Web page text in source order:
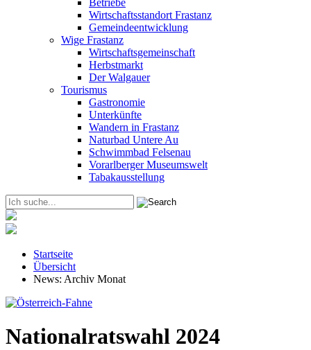
Betriebe
Wirtschaftsstandort Frastanz
Gemeindeentwicklung
Wige Frastanz
Wirtschaftsgemeinschaft
Herbstmarkt
Der Walgauer
Tourismus
Gastronomie
Unterkünfte
Wandern in Frastanz
Naturbad Untere Au
Schwimmbad Felsenau
Vorarlberger Museumswelt
Tabakausstellung
Startseite
Übersicht
News: Archiv Monat
Nationalratswahl 2024